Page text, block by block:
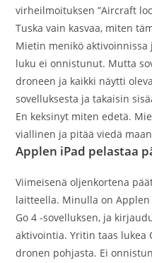
virheilmoituksen ”Aircraft
Tuska vain kasvaa, miten
Mietin menikö aktivoinnissa
luku ei onnistunut. Mutta
droneen ja kaikki näytti
sovelluksesta ja takaisin
En keksinyt miten edetä.
viallinen ja pitää viedä
Applen iPad pelastaa
Viimeisenä oljenkortena
laitteella. Minulla on
Go 4 -sovelluksen, ja
aktivointia. Yritin taas lukea
dronen pohjasta. Ei